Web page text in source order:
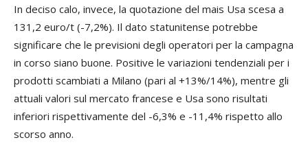
In deciso calo, invece, la quotazione del mais Usa scesa a
131,2 euro/t (-7,2%). Il dato statunitense potrebbe
significare che le previsioni degli operatori per la campagna
in corso siano buone. Positive le variazioni tendenziali per i
prodotti scambiati a Milano (pari al +13%/14%), mentre gli
attuali valori sul mercato francese e Usa sono risultati
inferiori rispettivamente del -6,3% e -11,4% rispetto allo
scorso anno.